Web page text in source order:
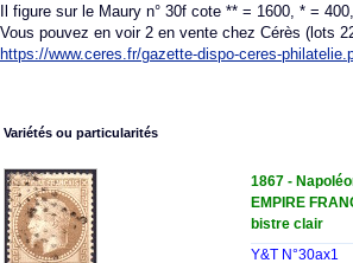
Il figure sur le Maury n° 30f cote ** = 1600, * =
Vous pouvez en voir 2 en vente chez Cérès (lots
https://www.ceres.fr/gazette-dispo-ceres-
Variétés ou particularités
1867 -
EMPIRE
bistre clair
Y&T N°30ax1